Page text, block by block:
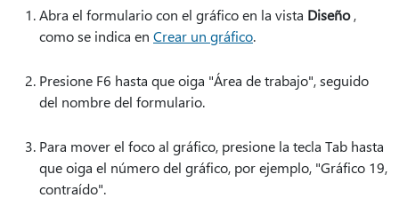
Abra el formulario con el gráfico en la vista Diseño,
como se indica en Crear un gráfico.
Presione F6 hasta que oiga "Área de trabajo", seguido
del nombre del formulario.
Para mover el foco al gráfico, presione la tecla Tab hasta
que oiga el número del gráfico, por ejemplo, "Gráfico 19,
contraído".